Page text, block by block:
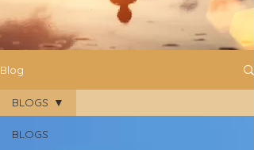
Blog
BLOGS
BLOGS